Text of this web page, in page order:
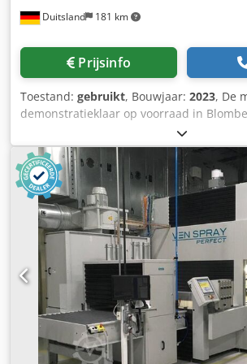
machine aan. Voor meer informatie kunt
Duitsland 181 km
Prijsinfo
Toestand: gebruikt, Bouwjaar: 2023, De
demonstratieklaar op voorraad in
is klaar voor lakken en al uitgerust met: •
Binks Maple 8/25 tot 175 bar • 4 stuks
Sames-Kremlin AVX. De machine is
omschakelventiel voor snelle
omschakelbaar op maximaal 3
reinigingsmiddelpomp (optie). De
voor ATEX/Explosieveilige omgeving. -
Type: KR BM 1000 B - Bouwjaar: 2023
Thskpsck - Werkbreedte: 1.200 mm
Enkelvoudige pistoolaandrijving - Droge
Transportband systeem - Traploos
vooruitloopsnelheid 2 – 8 m/min - Met
Pistoolsturing via PLC, lichtschranke -
verfcircuits: 3 - Aantal geïnstalleerde